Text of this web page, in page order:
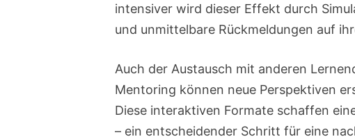
intensiver wird dieser Effekt durch
und unmittelbare Rückmeldungen auf
Auch der Austausch mit anderen
Mentoring können neue Perspektiven
Diese interaktiven Formate schaffen
– ein entscheidender Schritt für eine